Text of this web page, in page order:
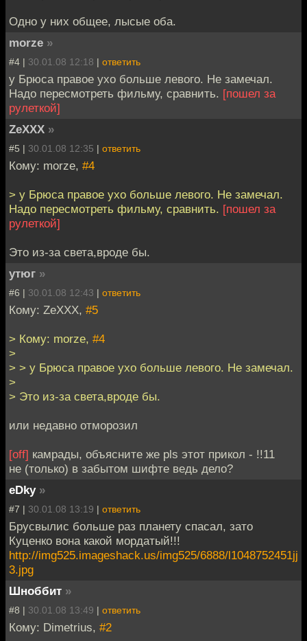
Одно у них общее, лысые оба.
morze »
#4 | 30.01.08 12:18 | ответить
у Брюса правое ухо больше левого. Не замечал.
Надо пересмотреть фильму, сравнить. [пошел за
рулеткой]
ZeXXX »
#5 | 30.01.08 12:35 | ответить
Кому: morze, #4
> у Брюса правое ухо больше левого. Не замечал.
Надо пересмотреть фильму, сравнить. [пошел за
рулеткой]
Это из-за света,вроде бы.
утюг »
#6 | 30.01.08 12:43 | ответить
Кому: ZeXXX, #5
> Кому: morze, #4
>
> > у Брюса правое ухо больше левого. Не замечал.
>
> Это из-за света,вроде бы.
или недавно отморозил
[off] камрады, объясните же pls этот прикол - !!11
не (только) в забытом шифте ведь дело?
eDky »
#7 | 30.01.08 13:19 | ответить
Брусвылис больше раз планету спасал, зато
Куценко вона какой мордатый!!!
http://img525.imageshack.us/img525/6888/l1048752451jj
3.jpg
Шноббит »
#8 | 30.01.08 13:49 | ответить
Кому: Dimetrius, #2